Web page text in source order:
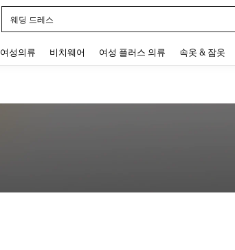
웨딩 드레스
여성의류 비치웨어 여성 플러스 의류 속옷 & 잠옷